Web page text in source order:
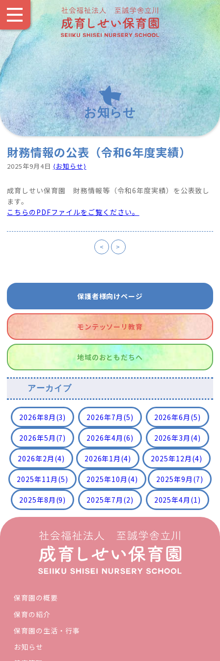
お知らせ
財務情報の公表（令和6年度実績）
2025年9月4日 ⟨お知らせ⟩
成育しせい保育園 財務情報等（令和6年度実績）を公表致し
ます。
こちらのPDFファイルをご覧ください。
< >
保護者様向けページ
モンテッソーリ教育
地域のおともだちへ
アーカイブ
2026年8月 (3) 2026年7月 (5) 2026年6月 (5)
2026年5月 (7) 2026年4月 (6) 2026年3月 (4)
2026年2月 (4) 2026年1月 (4) 2025年12月 (4)
2025年11月 (5) 2025年10月 (4) 2025年9月 (7)
2025年8月 (9) 2025年7月 (2) 2025年4月 (1)
保育園の概要
保育の紹介
保育園の生活・行事
お知らせ